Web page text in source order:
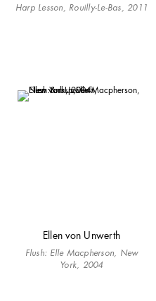
Harp Lesson, Rouilly-Le-Bas, 2011
Ellen von Unwerth
Flush: Elle Macpherson, New
York, 2004